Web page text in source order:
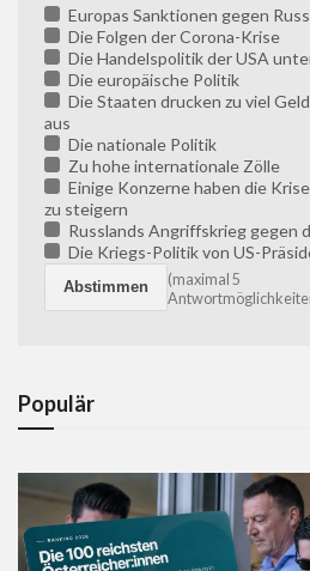
Europas Sanktionen gegen
Die Folgen der Corona-Krise
Die Handelspolitik der USA
Die europäische Politik
Die Staaten drucken zu viel
aus
Die nationale Politik
Zu hohe internationale Zölle
Einige Konzerne haben die
zu steigern
Russlands Angriffskrieg gegen
Die Kriegs-Politik von US-
(maximal 5
Populär